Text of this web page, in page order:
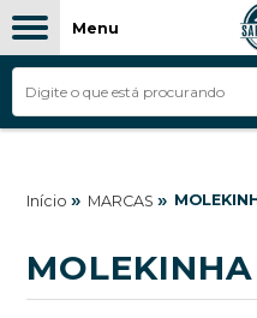
Menu
Início » MARCAS »
MOLEKINHA